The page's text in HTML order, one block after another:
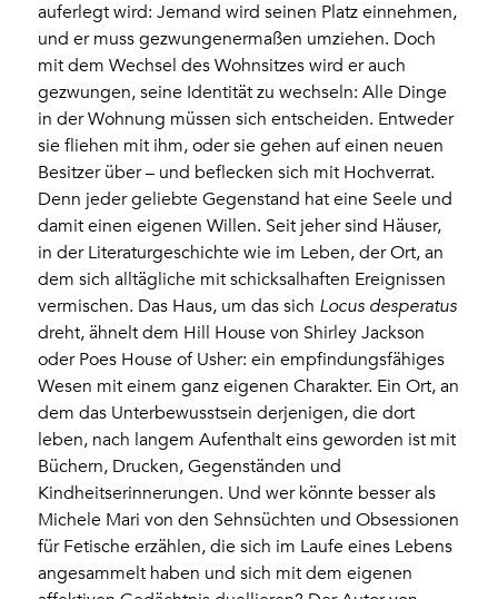
auferlegt wird: Jemand wird seinen Platz einnehmen,
und er muss gezwungenermaßen umziehen. Doch
mit dem Wechsel des Wohnsitzes wird er auch
gezwungen, seine Identität zu wechseln: Alle Dinge
in der Wohnung müssen sich entscheiden. Entweder
sie fliehen mit ihm, oder sie gehen auf einen neuen
Besitzer über – und beflecken sich mit Hochverrat.
Denn jeder geliebte Gegenstand hat eine Seele und
damit einen eigenen Willen. Seit jeher sind Häuser,
in der Literaturgeschichte wie im Leben, der Ort, an
dem sich alltägliche mit schicksalhaften Ereignissen
vermischen. Das Haus, um das sich Locus desperatus
dreht, ähnelt dem Hill House von Shirley Jackson
oder Poes House of Usher: ein empfindungsfähiges
Wesen mit einem ganz eigenen Charakter. Ein Ort, an
dem das Unterbewusstsein derjenigen, die dort
leben, nach langem Aufenthalt eins geworden ist mit
Büchern, Drucken, Gegenständen und
Kindheitserinnerungen. Und wer könnte besser als
Michele Mari von den Sehnsüchten und Obsessionen
für Fetische erzählen, die sich im Laufe eines Lebens
angesammelt haben und sich mit dem eigenen